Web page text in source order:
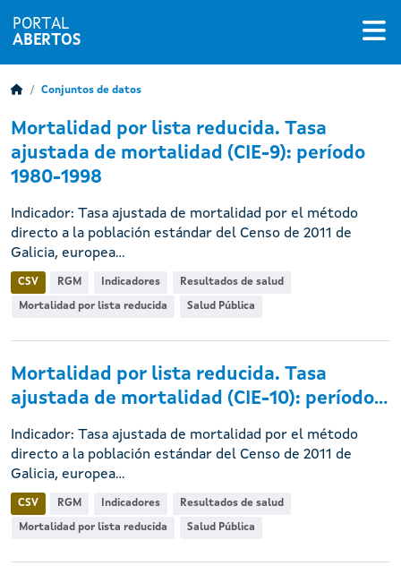
PORTAL
ABERTOS
Conjuntos de datos
Mortalidad por lista reducida. Tasa
ajustada de mortalidad (CIE-9): período
1980-1998
Indicador: Tasa ajustada de mortalidad por el método
directo a la población estándar del Censo de 2011 de
Galicia, europea...
CSV RGM Indicadores Resultados de salud
Mortalidad por lista reducida Salud Pública
Mortalidad por lista reducida. Tasa
ajustada de mortalidad (CIE-10): período...
Indicador: Tasa ajustada de mortalidad por el método
directo a la población estándar del Censo de 2011 de
Galicia, europea...
CSV RGM Indicadores Resultados de salud
Mortalidad por lista reducida Salud Pública